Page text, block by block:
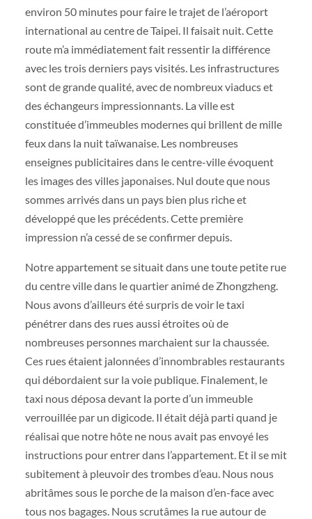
environ 50 minutes pour faire le trajet de l’aéroport
international au centre de Taipei. Il faisait nuit. Cette
route m’a immédiatement fait ressentir la différence
avec les trois derniers pays visités. Les infrastructures
sont de grande qualité, avec de nombreux viaducs et
des échangeurs impressionnants. La ville est
constituée d’immeubles modernes qui brillent de mille
feux dans la nuit taïwanaise. Les nombreuses
enseignes publicitaires dans le centre-ville évoquent
les images des villes japonaises. Nul doute que nous
sommes arrivés dans un pays bien plus riche et
développé que les précédents. Cette première
impression n’a cessé de se confirmer depuis.
Notre appartement se situait dans une toute petite rue
du centre ville dans le quartier animé de Zhongzheng.
Nous avons d’ailleurs été surpris de voir le taxi
pénétrer dans des rues aussi étroites où de
nombreuses personnes marchaient sur la chaussée.
Ces rues étaient jalonnées d’innombrables restaurants
qui débordaient sur la voie publique. Finalement, le
taxi nous déposa devant la porte d’un immeuble
verrouillée par un digicode. Il était déjà parti quand je
réalisai que notre hôte ne nous avait pas envoyé les
instructions pour entrer dans l’appartement. Et il se mit
subitement à pleuvoir des trombes d’eau. Nous nous
abritâmes sous le porche de la maison d’en-face avec
tous nos bagages. Nous scrutâmes la rue autour de